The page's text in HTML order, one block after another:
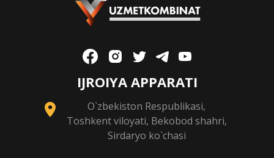
IJROIYA APPARATI
O`zbekiston Respublikasi,
Toshkent viloyati, Bekobod shahri,
Sirdaryo ko`chasi